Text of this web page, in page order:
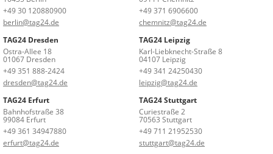
+49 30 120880900
berlin@tag24.de
+49 371 6906600
chemnitz@tag24.de
TAG24 Dresden
Ostra-Allee 18
01067 Dresden
+49 351 888-2424
dresden@tag24.de
TAG24 Leipzig
Karl-Liebknecht-Straße 8
04107 Leipzig
+49 341 24250430
leipzig@tag24.de
TAG24 Erfurt
Bahnhofstraße 38
99084 Erfurt
+49 361 34947880
erfurt@tag24.de
TAG24 Stuttgart
Curiestraße 2
70563 Stuttgart
+49 711 21952530
stuttgart@tag24.de